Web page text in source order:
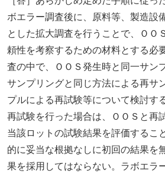
ボエラー調査後に、原料等、製造設
とした拡大調査を行うことで、ＯＯ
頼性を考察するための材料とする必
査の中で、ＯＯＳ発生時と同一サン
サンプリングと同じ方法による再サ
プルによる再試験等について検討す
再試験を行った場合は、ＯＯＳと再
当該ロットの試験結果を評価するこ
的に妥当な根拠なしに初回の結果を
果を採用してはならない。ラボエラ